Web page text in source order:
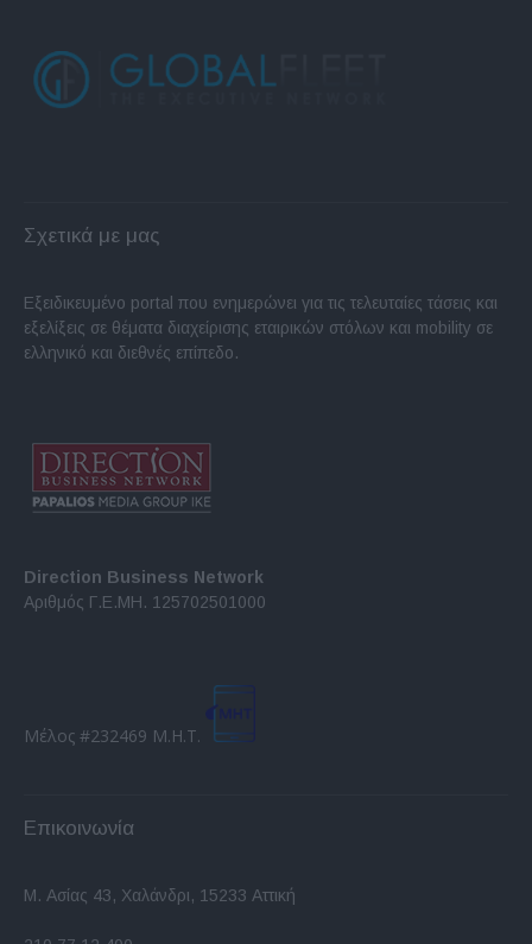
Σχετικά με μας
Εξειδικευμένο portal που ενημερώνει για τις τελευταίες τάσεις και
εξελίξεις σε θέματα διαχείρισης εταιρικών στόλων και mobility σε
ελληνικό και διεθνές επίπεδο.
Direction Business Network
Αριθμός Γ.Ε.ΜΗ. 125702501000
Μέλος #232469 Μ.Η.Τ.
Επικοινωνία
Μ. Ασίας 43, Χαλάνδρι, 15233 Αττική